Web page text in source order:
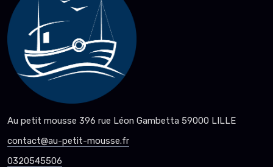
Au petit mousse 396 rue Léon Gambetta 59000 LILLE
contact@au-petit-mousse.fr
0320545506